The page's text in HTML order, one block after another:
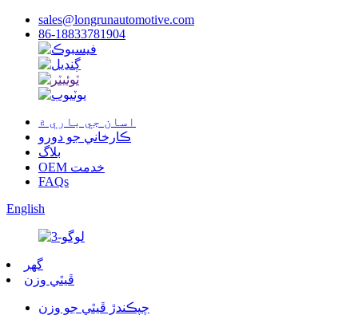
sales@longrunautomotive.com
86-18833781904
اسان جي باري ۾
ڪارخاني جو دورو
بلاگ
OEM خدمت
FAQs
English
گهر
ڦيٿي وزن
چپڪندڙ ڦيٿي جو وزن